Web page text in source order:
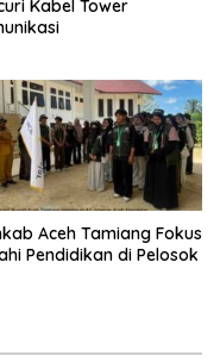
Kabel Tower
Aceh Tamiang Fokus
Pendidikan di Pelosok